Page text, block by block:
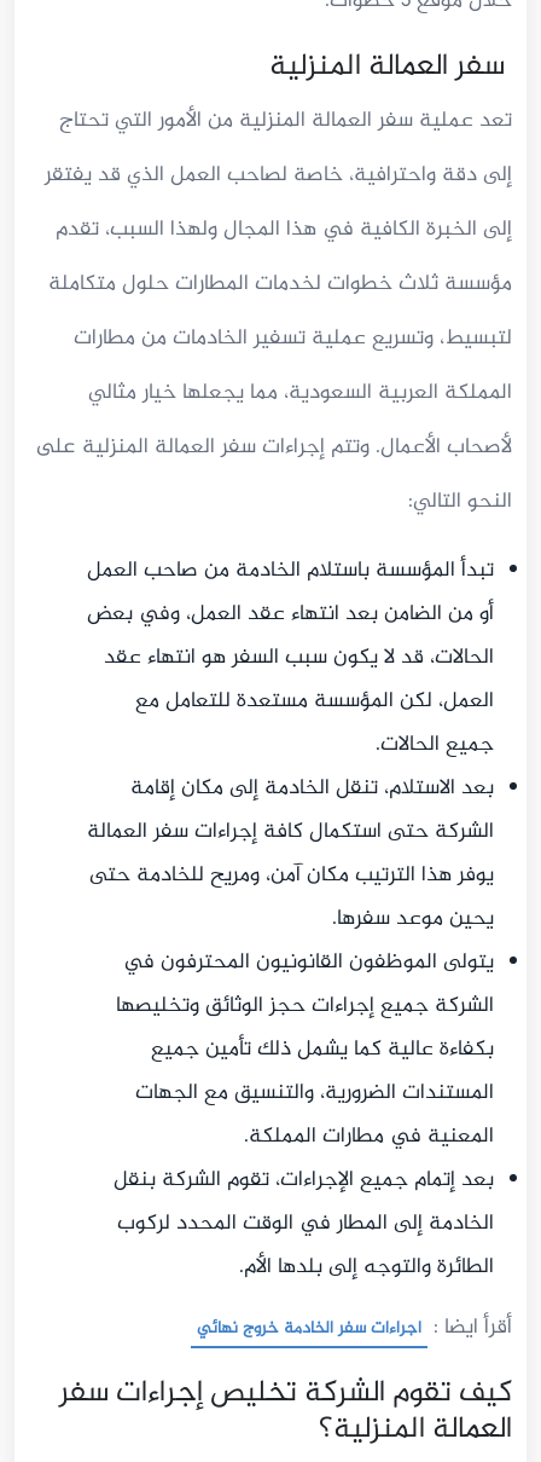
سفر العمالة المنزلية
تعد عملية سفر العمالة المنزلية من الأمور التي تحتاج
إلى دقة واحترافية، خاصة لصاحب العمل الذي قد يفتقر
إلى الخبرة الكافية في هذا المجال ولهذا السبب، تقدم
مؤسسة ثلاث خطوات لخدمات المطارات حلول متكاملة
لتبسيط، وتسريع عملية تسفير الخادمات من مطارات
المملكة العربية السعودية، مما يجعلها خيار مثالي
لأصحاب الأعمال. وتتم إجراءات سفر العمالة المنزلية على
النحو التالي:
تبدأ المؤسسة باستلام الخادمة من صاحب العمل
أو من الضامن بعد انتهاء عقد العمل، وفي بعض
الحالات، قد لا يكون سبب السفر هو انتهاء عقد
العمل، لكن المؤسسة مستعدة للتعامل مع
جميع الحالات.
بعد الاستلام، تنقل الخادمة إلى مكان إقامة
الشركة حتى استكمال كافة إجراءات سفر العمالة
يوفر هذا الترتيب مكان آمن، ومريح للخادمة حتى
يحين موعد سفرها.
يتولى الموظفون القانونيون المحترفون في
الشركة جميع إجراءات حجز الوثائق وتخليصها
بكفاءة عالية كما يشمل ذلك تأمين جميع
المستندات الضرورية، والتنسيق مع الجهات
المعنية في مطارات المملكة.
بعد إتمام جميع الإجراءات، تقوم الشركة بنقل
الخادمة إلى المطار في الوقت المحدد لركوب
الطائرة والتوجه إلى بلدها الأم.
أقرأ ايضا : اجراءات سفر الخادمة خروج نهائي
كيف تقوم الشركة تخليص إجراءات سفر
العمالة المنزلية؟